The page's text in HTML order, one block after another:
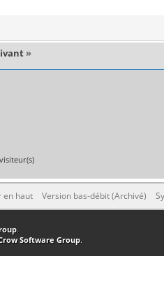
»
en haut Version bas-débit (Archivé)
.
Software Group.